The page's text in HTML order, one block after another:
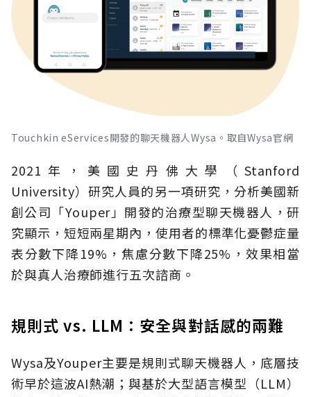
Touchkin eServices開發的聊天機器人Wysa。取自Wysa官網
2021年，美國史丹佛大學（Stanford
University）研究人員的另一項研究，分析美國新
創公司「Youper」開發的治療型聊天機器人，研
究顯示，短短兩星期內，使用者的標準化憂鬱症量
表分數下降19%，焦慮分數下降25%，效果相當
於與真人治療師進行五次諮商。
規則式 vs. LLM：安全與對話感的兩難
Wysa及Youper主要是規則式聊天機器人，底層技
術早於這波AI熱潮；與基於大型語言模型（LLM）